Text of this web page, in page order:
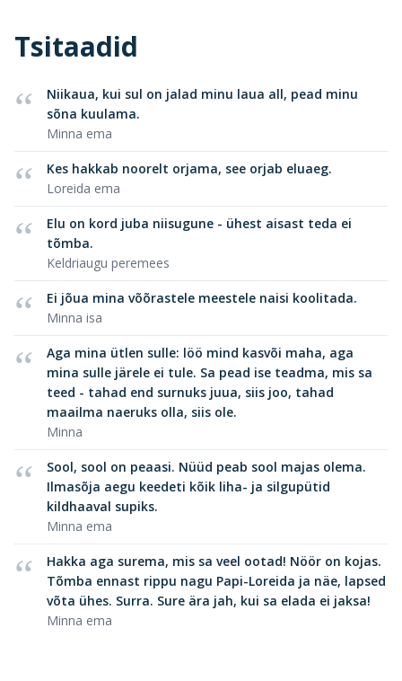
Tsitaadid
Niikaua, kui sul on jalad minu laua all, pead minu
sõna kuulama.
Minna ema
Kes hakkab noorelt orjama, see orjab eluaeg.
Loreida ema
Elu on kord juba niisugune - ühest aisast teda ei
tõmba.
Keldriaugu peremees
Ei jõua mina võõrastele meestele naisi koolitada.
Minna isa
Aga mina ütlen sulle: löö mind kasvõi maha, aga
mina sulle järele ei tule. Sa pead ise teadma, mis sa
teed - tahad end surnuks juua, siis joo, tahad
maailma naeruks olla, siis ole.
Minna
Sool, sool on peaasi. Nüüd peab sool majas olema.
Ilmasõja aegu keedeti kõik liha- ja silgupütid
kildhaaval supiks.
Minna ema
Hakka aga surema, mis sa veel ootad! Nöör on kojas.
Tõmba ennast rippu nagu Papi-Loreida ja näe, lapsed
võta ühes. Surra. Sure ära jah, kui sa elada ei jaksa!
Minna ema